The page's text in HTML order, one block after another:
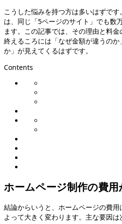
こうした悩みを持つ方は多いはずで
は、同じ「5ページのサイト」でも数
ます。この記事では、その理由と料
終えるころには「なぜ金額が違うの
か」が見えてくるはずです。
Contents
ホームページ制作の費
結論からいうと、ホームページの費
よって大きく変わります。主な要因は